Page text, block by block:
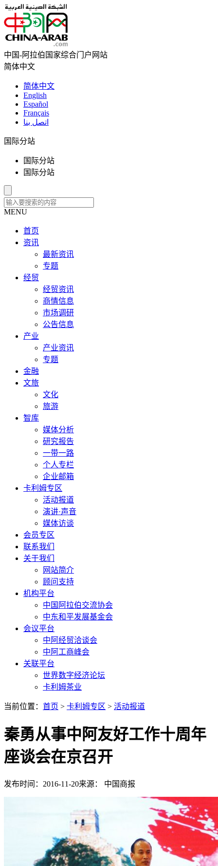
中国-阿拉伯国家综合门户网站
简体中文
简体中文
English
Español
Français
اتصل بنا
国际分站
国际分站
国际分站
MENU
首页
资讯
最新资讯
专题
经贸
经贸资讯
商情信息
市场调研
公告信息
产业
产业资讯
专题
金融
文旅
文化
旅游
智库
媒体分析
研究报告
一带一路
个人专栏
企业邮箱
卡利姆专区
活动报道
演讲·声音
媒体访谈
会员专区
联系我们
关于我们
网站简介
顾问支持
机构平台
中国阿拉伯交流协会
中东和平发展基金会
会议平台
中阿经贸洽谈会
中阿工商峰会
关联平台
世界数字经济论坛
卡利姆茶业
当前位置： 首页 > 卡利姆专区 > 活动报道
秦勇从事中阿友好工作十周年
座谈会在京召开
发布时间：2016-11-20来源： 中国商报